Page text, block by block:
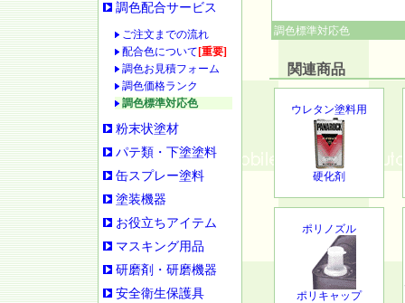
調色標準対応色
関連商品
ウレタン塗料用
硬化剤
ポリノズル
ポリキャップ
調色配合サービス
ご注文までの流れ
配合色について [重要]
調色お見積フォーム
調色価格ランク
調色標準対応色
粉末状塗材
パテ類・下塗塗料
缶スプレー塗料
塗装機器
お役立ちアイテム
マスキング用品
研磨剤・研磨機器
安全衛生保護具